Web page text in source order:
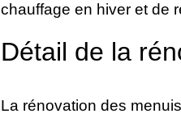
chauffage en hiver et de
Détail de la
La rénovation des